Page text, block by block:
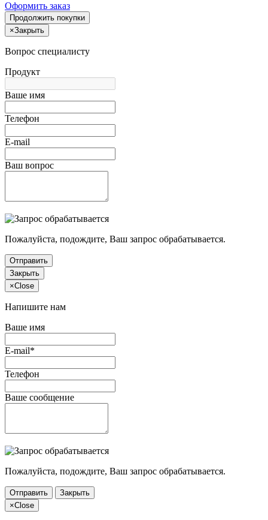
Оформить заказ
Продолжить покупки
×Закрыть
Вопрос специалисту
Продукт
Ваше имя
Телефон
E-mail
Ваш вопрос
Пожалуйста, подождите, Ваш запрос обрабатывается.
Отправить
Закрыть
×Close
Напишите нам
Ваше имя
E-mail*
Телефон
Ваше сообщение
Пожалуйста, подождите, Ваш запрос обрабатывается.
Отправить
Закрыть
×Close